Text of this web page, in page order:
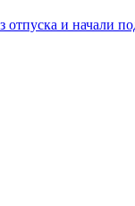
и начали